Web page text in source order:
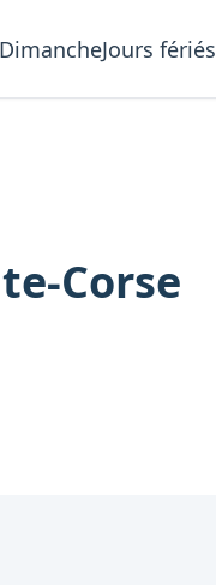
DimancheJours fériés
Corse